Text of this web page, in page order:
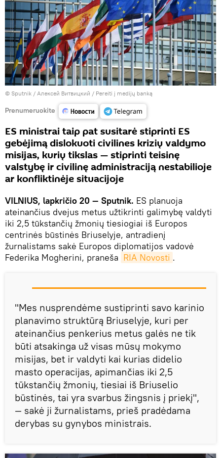
© Sputnik / Алексей Витвицкий / Pereiti į medijų banką
Prenumeruokite
ES ministrai taip pat susitarė stiprinti ES
gebėjimą dislokuoti civilines krizių valdymo
misijas, kurių tikslas — stiprinti teisinę
valstybę ir civilinę administraciją nestabilioje
ar konfliktinėje situacijoje
VILNIUS, lapkričio 20 — Sputnik. ES planuoja
ateinančius dvejus metus užtikrinti galimybę valdyti
iki 2,5 tūkstančių žmonių tiesiogiai iš Europos
centrinės būstinės Briuselyje, antradienį
žurnalistams sakė Europos diplomatijos vadovė
Federika Mogherini, praneša RIA Novosti .
"Mes nusprendėme sustiprinti savo karinio
planavimo struktūrą Briuselyje, kuri per
ateinančius penkerius metus galės ne tik
būti atsakinga už visas mūsų mokymo
misijas, bet ir valdyti kai kurias didelio
masto operacijas, apimančias iki 2,5
tūkstančių žmonių, tiesiai iš Briuselio
būstinės, tai yra svarbus žingsnis į priekį",
— sakė ji žurnalistams, prieš pradėdama
derybas su gynybos ministrais.